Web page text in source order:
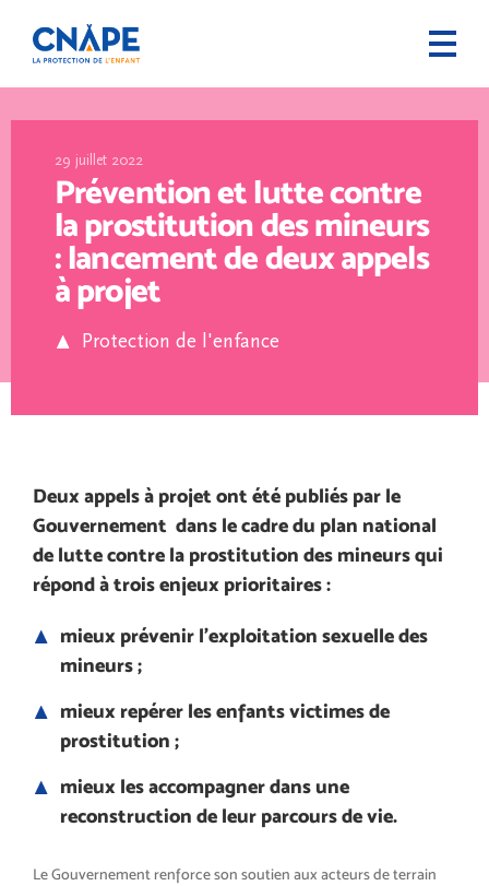
29 juillet 2022
Prévention et lutte contre
la prostitution des mineurs
: lancement de deux appels
à projet
Protection de l'enfance
Deux appels à projet ont été publiés par le
Gouvernement dans le cadre du plan national
de lutte contre la prostitution des mineurs qui
répond à trois enjeux prioritaires :
mieux prévenir l’exploitation sexuelle des
mineurs ;
mieux repérer les enfants victimes de
prostitution ;
mieux les accompagner dans une
reconstruction de leur parcours de vie.
Le Gouvernement renforce son soutien aux acteurs de terrain